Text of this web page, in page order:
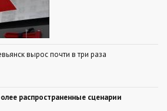
вырос почти в три раза
распространенные сценарии